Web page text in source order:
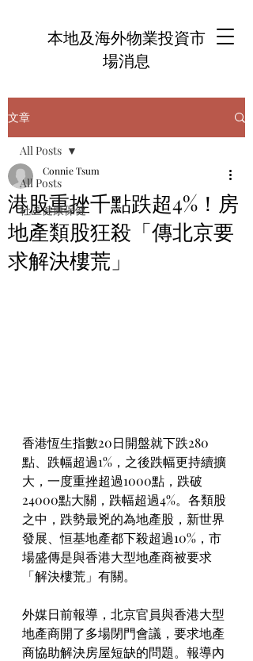
本地及海外物業投資市
場消息
文章
All Posts
社區健康保健
All Posts
港股重挫千點跌超4%！房
地產類股狂殺「傳北京要
求解決樓荒」
Connie Tsum
香港恆生指數20日開盤就下跌280
點、跌幅超過1%，之後跌幅更持續擴
大，一度重挫超過1000點，跌破
24000點大關，跌幅超過4%。各類股
之中，跌勢最兇的為地產股，新世界
發展、恒基地產都下殺超過10%，市
場盛傳是與香港大型地產商被要求
「解決樓荒」有關。
外媒日前報導，北京官員與香港大型
地產商開了多場閉門會議，要求地產
商協助解決房屋短缺的問題。報導內